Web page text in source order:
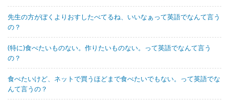
先生の方がぼくよりおすしたべてるね、いいなぁって英語でなんて言う
の？
(特に)食べたいものない。作りたいものない。って英語でなんて言う
の？
食べたいけど、ネットで買うほどまで食べたいでもない。って英語でな
んて言うの？